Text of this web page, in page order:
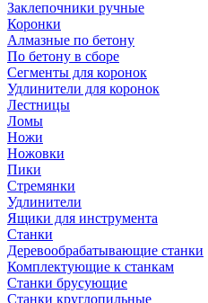
Заклепочники ручные
Коронки
Алмазные по бетону
По бетону в сборе
Сегменты для коронок
Удлинители для коронок
Лестницы
Ломы
Ножи
Ножовки
Пики
Стремянки
Удлинители
Ящики для инструмента
Станки
Деревообрабатывающие станки
Комплектующие к станкам
Станки брусующие
Станки круглопильные